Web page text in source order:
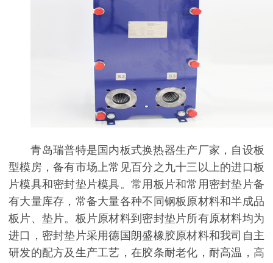
青岛瑞普特是国内板式换热器生产厂家，自设板
型模房，备有市场上常见百分之九十三以上的进口板
片模具和密封垫片模具。常用板片和常用密封垫片备
有大量库存，常备大量各种不同钢板原材料和半成品
板片、垫片。板片原材料到密封垫片所有原材料均为
进口，密封垫片采用德国朗盛橡胶原材料和我司自主
研发的配方及生产工艺，在胶条耐老化，耐高温，高